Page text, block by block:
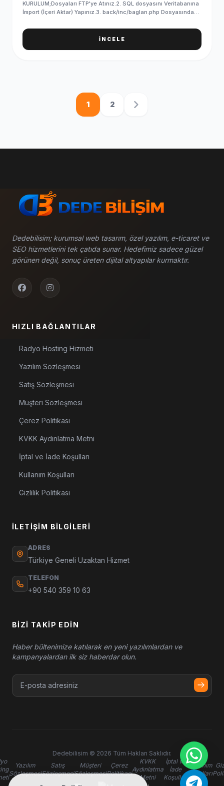
KURULUM;Dosyaları FTP'ye Atınız.2. SQL dosyasını Veritabanına
İmport (İçeri Aktar) Yapınız.3. back/inc/baglan.php Dosyasındaki
PHPMYADMIN/ayar tablosundan site linkinizi yazmayı
unutmayın5. Kurulum Başarıyla Tamamlanmıştır. ADMIN GİRİŞ
BİLGİLERİ (Standart);Admin Paneli : http://siteadi.com/ControlE-
İNCELE
1 2
Dedebilisim; kurumsal web tasarım, özel yazılım, e-ticaret ve
SEO hizmetlerini tek çatıda sunar. Hedefimiz sadece güzel
görünen değil, sonuç üreten dijital altyapılar kurmaktır.
HIZLI BAĞLANTILAR
Radyo Hosting Hizmeti
Yazılım Sözleşmesi
Satış Sözleşmesi
Müşteri Sözleşmesi
Çerez Politikası
KVKK Aydınlatma Metni
İptal ve İade Koşulları
Kullanım Koşulları
Gizlilik Politikası
İLETIŞIM BILGILERI
ADRES
Türkiye Geneli Uzaktan Hizmet
TELEFON
+90 540 359 10 63
BIZI TAKIP EDIN
Haber bültenimize katılarak en yeni yazılımlardan ve
kampanyalardan ilk siz haberdar olun.
Dedebilisim © 2026 Tüm Hakları Saklıdır.
Yazılım
Sözleşmesi
Satış
Sözleşmesi
Müşteri
Sözleşmesi
Çerez
Politikası
KVKK
Aydınlatma
Metni
İptal ve
İade
Koşulları
Kullanım
Koşulları